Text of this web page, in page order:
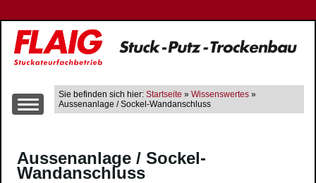
Sie befinden sich hier:Startseite »Wissenswertes »
Aussenanlage / Sockel-Wandanschluss
Leistungen
Altbausanierung
Aussenanlage / Sockel-
Wandanschluss